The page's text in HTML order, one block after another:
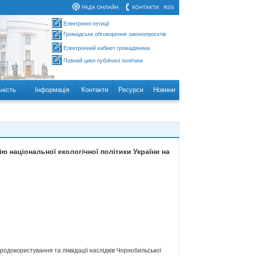
RSS
КОНТАКТИ
РАДА ОНЛАЙН
Електронні петиції
Громадське обговорення законопроєктів
Електронний кабінет громадянина
Повний цикл публічної політики
Інформація Контакти Ресурси Новини
екологічної політики України на
та ліквідації наслідків Чорнобильської